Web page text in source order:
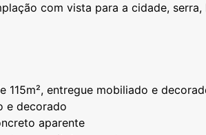
com vista para a cidade, serra,
115m², entregue mobiliado e
e decorado
aparente